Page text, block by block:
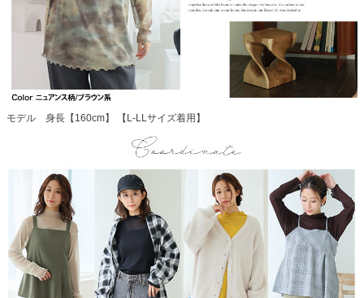
モデル 身長【160cm】 【L-LLサイズ着用】